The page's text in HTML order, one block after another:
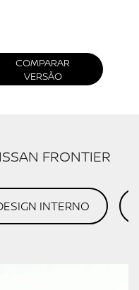
COMPARAR
VERSÃO
FRONTIER
INTERNO